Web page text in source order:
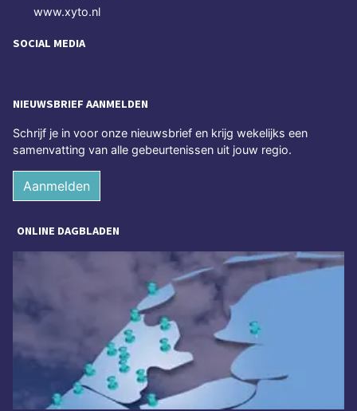
www.xyto.nl
SOCIAL MEDIA
NIEUWSBRIEF AANMELDEN
Schrijf je in voor onze nieuwsbrief en krijg wekelijks een
samenvatting van alle gebeurtenissen uit jouw regio.
Aanmelden
ONLINE DAGBLADEN